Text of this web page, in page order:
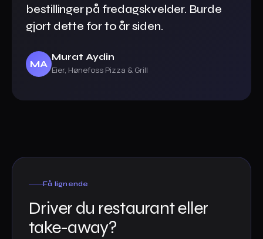
bestillinger på fredagskvelder. Burde
gjort dette for to år siden.
MA
Murat Aydin
Eier, Hønefoss Pizza & Grill
Få lignende
Driver du restaurant eller
take-away?